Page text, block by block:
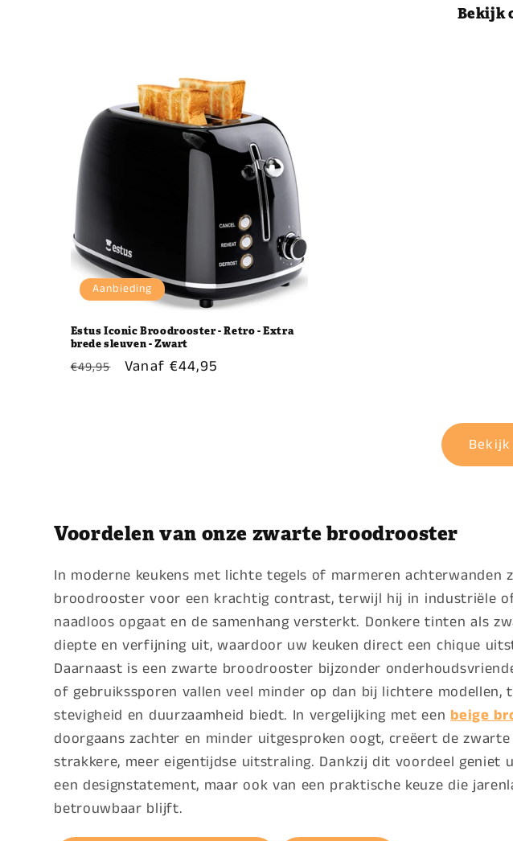
Bekijk
Aanbieding
Estus Iconic Broodrooster - Retro - Extra
brede sleuven - Zwart
Normale
€49,95 Aanbiedingsprijs
Vanaf €44,95
Voordelen van onze zwarte broodrooster
In moderne keukens met lichte tegels of marmeren achterwanden
broodrooster voor een krachtig contrast, terwijl hij in industriële
naadloos opgaat en de samenhang versterkt. Donkere tinten als
diepte en verfijning uit, waardoor uw keuken direct een chique
Daarnaast is een zwarte broodrooster bijzonder
of gebruikssporen vallen veel minder op dan bij lichtere modellen,
stevigheid en duurzaamheid biedt. In vergelijking met eenbeige
doorgaans zachter en minder uitgesproken oogt, creëert de
strakkere, meer eigentijdse uitstraling. Dankzij dit voordeel geniet
een designstatement, maar ook van een praktische keuze die
betrouwbaar blijft.